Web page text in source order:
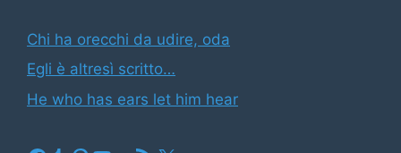
Chi ha orecchi da udire, oda
Egli è altresì scritto…
He who has ears let him hear